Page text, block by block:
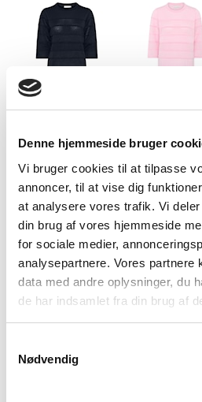
Denne hjemmeside bruger
Vi bruger cookies til at tilpasse
annoncer, til at vise dig
at analysere vores trafik. Vi
din brug af vores hjemmeside
for sociale medier,
analysepartnere. Vores partnere
data med andre oplysninger, du
de har indsamlet fra din brug af
Nødvendig
Sky way blue Provence
Vælg Størrelse